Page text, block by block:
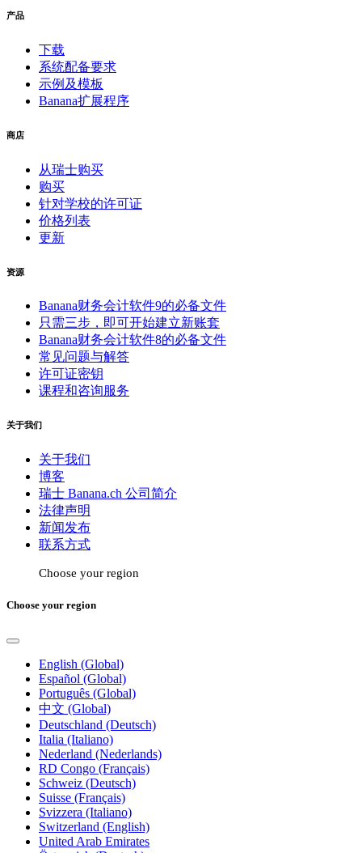
产品
下载
系统配备要求
示例及模板
Banana扩展程序
商店
从瑞士购买
购买
针对学校的许可证
价格列表
更新
资源
Banana财务会计软件9的必备文件
只需三步，即可开始建立新账套
Banana财务会计软件8的必备文件
常见问题与解答
许可证密钥
课程和咨询服务
关于我们
关于我们
博客
瑞士 Banana.ch 公司简介
法律声明
新闻发布
联系方式
Choose your region
Choose your region
English (Global)
Español (Global)
Português (Global)
中文 (Global)
Deutschland (Deutsch)
Italia (Italiano)
Nederland (Nederlands)
RD Congo (Français)
Schweiz (Deutsch)
Suisse (Français)
Svizzera (Italiano)
Switzerland (English)
United Arab Emirates